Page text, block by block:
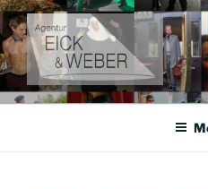
Zum
Inhalt
springen
AGENTUR
Agentur für Darsteller,